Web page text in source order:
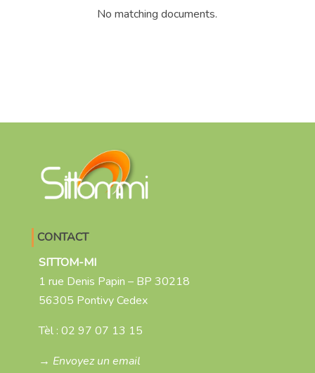
No matching documents.
CONTACT
SITTOM-MI
1 rue Denis Papin – BP 30218
56305 Pontivy Cedex
Tèl : 02 97 07 13 15
→ Envoyez un email